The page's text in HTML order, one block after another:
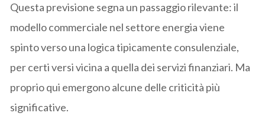
Questa previsione segna un passaggio rilevante: il
modello commerciale nel settore energia viene
spinto verso una logica tipicamente consulenziale,
per certi versi vicina a quella dei servizi finanziari. Ma
proprio qui emergono alcune delle criticità più
significative.